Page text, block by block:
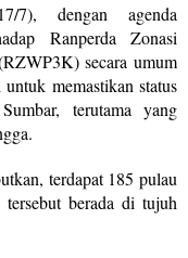
7), dengan agenda
Ranperda Zonasi
secara umum
memastikan status
terutama yang
terdapat 185 pulau
berada di tujuh